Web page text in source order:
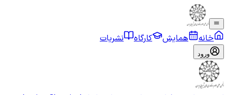
خانه همایش کارگاه نشریات
ورود